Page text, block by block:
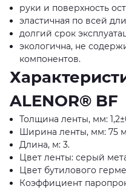
руки и поверхность
эластичная по всей
долгий срок
экологична, не
компонентов.
ALENOR® BF
Толщина ленты, мм:
Ширина ленты, мм: 75
Длина, м: 3.
Цвет ленты: серый
Цвет бутилового
Коэффициент